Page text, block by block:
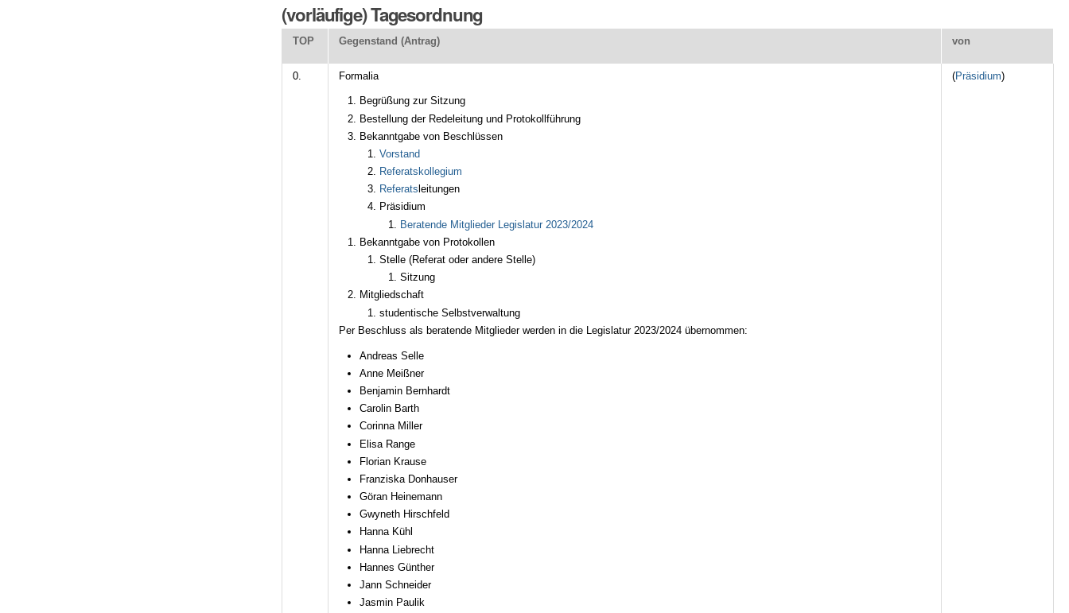
(vorläufige) Tagesordnung
TOP Gegenstand (Antrag) von
0. Formalia
Begrüßung zur Sitzung
Bestellung der Redeleitung und Protokollführung
Bekanntgabe von Beschlüssen
Vorstand
Referatskollegium
Referats leitungen
Präsidium
Beratende Mitglieder Legislatur 2023/2024
Bekanntgabe von Protokollen
Stelle (Referat oder andere Stelle)
Sitzung
Mitgliedschaft
studentische Selbstverwaltung
Per Beschluss als beratende Mitglieder werden in die Legislatur 2023/2024 übernommen:
Andreas Selle
Anne Meißner
Benjamin Bernhardt
Carolin Barth
Corinna Miller
Elisa Range
Florian Krause
Franziska Donhauser
Göran Heinemann
Gwyneth Hirschfeld
Hanna Kühl
Hanna Liebrecht
Hannes Günther
Jann Schneider
Jasmin Paulik
(Präsidium)